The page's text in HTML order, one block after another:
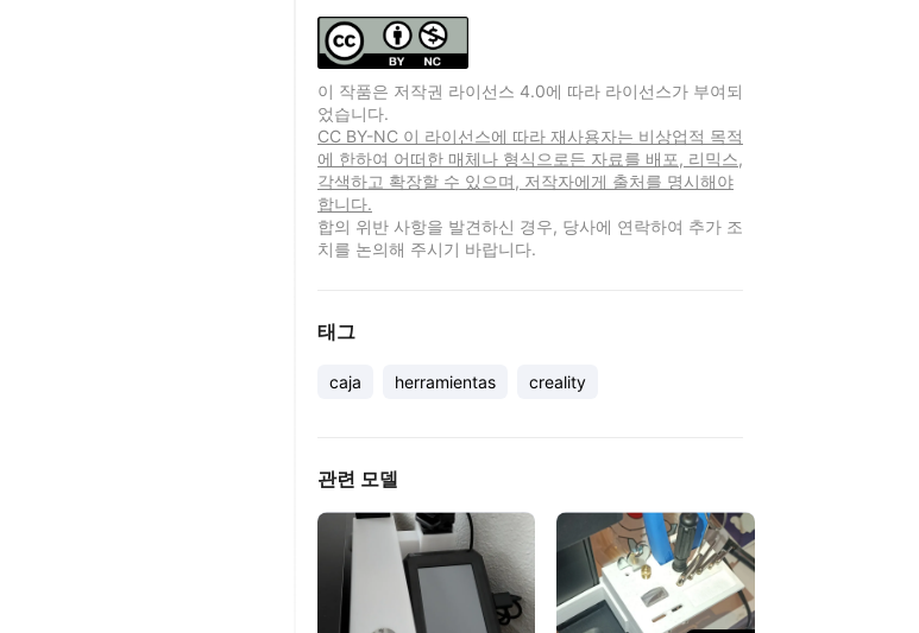
이 작품은 저작권 라이선스 4.0에 따라 라이선스가 부여되
었습니다.
CC BY-NC 이 라이선스에 따라 재사용자는 비상업적 목적
에 한하여 어떠한 매체나 형식으로든 자료를 배포, 리믹스,
각색하고 확장할 수 있으며, 저작자에게 출처를 명시해야
합니다.
합의 위반 사항을 발견하신 경우, 당사에 연락하여 추가 조
치를 논의해 주시기 바랍니다.
태그
caja herramientas creality
관련 모델